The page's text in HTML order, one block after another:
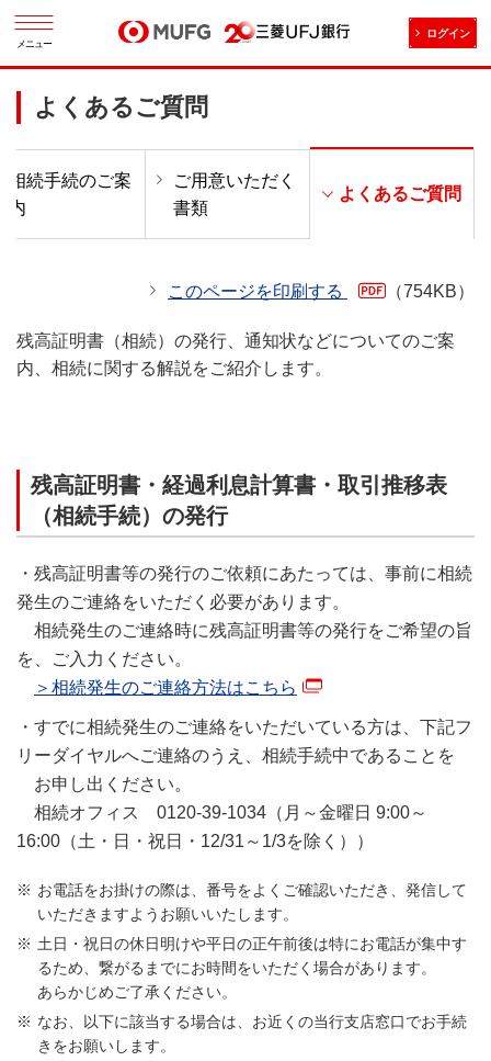
メニュー
ログイン
よくあるご質問
相続手続のご案
内
ご用意いただく
書類
よくあるご質問
このページを印刷する （754KB）
残高証明書（相続）の発行、通知状などについてのご案
内、相続に関する解説をご紹介します。
残高証明書・経過利息計算書・取引推移表
（相続手続）の発行
・残高証明書等の発行のご依頼にあたっては、事前に相続
発生のご連絡をいただく必要があります。
相続発生のご連絡時に残高証明書等の発行をご希望の旨
を、ご入力ください。
＞相続発生のご連絡方法はこちら
・すでに相続発生のご連絡をいただいている方は、下記フ
リーダイヤルへご連絡のうえ、相続手続中であることを
お申し出ください。
相続オフィス 0120-39-1034（月～金曜日 9:00～
16:00（土・日・祝日・12/31～1/3を除く））
お電話をお掛けの際は、番号をよくご確認いただき、発信して
いただきますようお願いいたします。
土日・祝日の休日明けや平日の正午前後は特にお電話が集中す
るため、繋がるまでにお時間をいただく場合があります。
あらかじめご了承ください。
なお、以下に該当する場合は、お近くの当行支店窓口でお手続
きをお願いします。